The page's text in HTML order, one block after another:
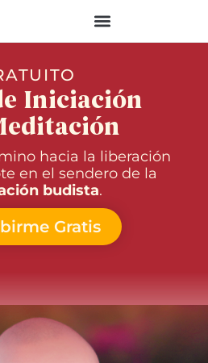
Iniciación
hacia la liberación
en el sendero de la
budista.
Gratis